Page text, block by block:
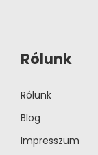
Rólunk
Rólunk
Blog
Impresszum